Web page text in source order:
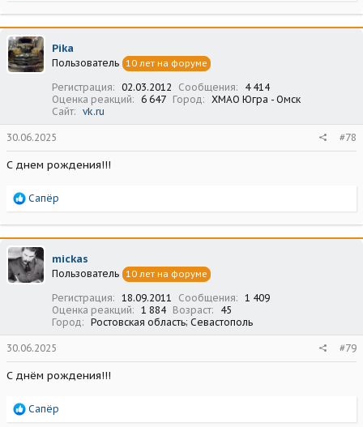
а
к
ц
и
и
Pika
Пользователь 10 лет на форуме
Регистрация 02.03.2012 Сообщения
4 414
Оценка реакций
6 647 Город
ХМАО Югра - Омск
Сайт
vk.ru
30.06.2025 #78
С днем рождения!!!
Р
а
к
ц
и
и
Сапёр
mickas
Пользователь 10 лет на форуме
Регистрация 18.09.2011 Сообщения
1 409
Оценка реакций
1 884 Возраст
45
Город
Ростовская область; Севастополь
30.06.2025 #79
С днём рождения!!!
Р
Сапёр